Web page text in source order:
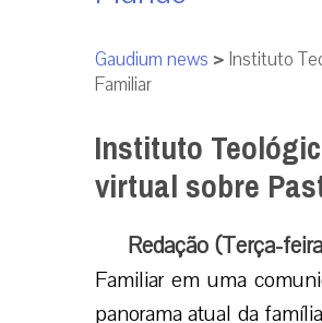
Gaudium news > Instituto
Familiar
Instituto
virtual sobre
Redação (Terça-
Familiar em uma
panorama atual da